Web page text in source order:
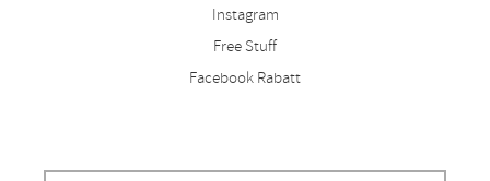
Instagram
Free Stuff
Facebook Rabatt